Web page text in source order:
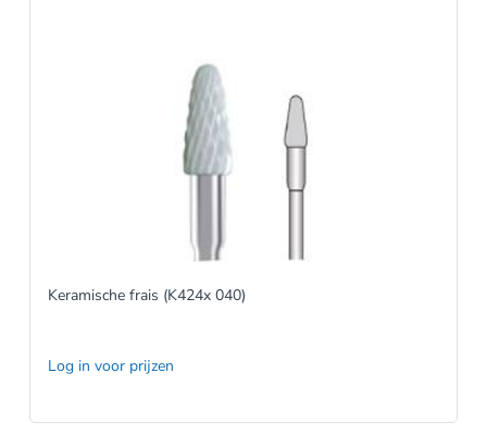
Keramische frais (K424x 040)
Log in voor prijzen